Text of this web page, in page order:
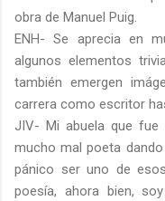
obra de Manuel Puig.
ENH- Se aprecia en
algunos elementos
también emergen
carrera como escritor
JIV- Mi abuela que fue
mucho mal poeta
pánico ser uno de
poesía, ahora bien,